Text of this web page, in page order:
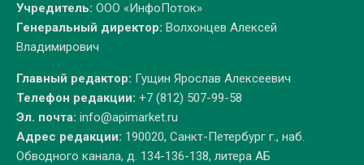
Учредитель: ООО «ИнфоПоток»
Генеральный директор: Волхонцев Алексей
Владимирович
Главный редактор: Гущин Ярослав Алексеевич
Телефон редакции: +7 (812) 507-99-58
Эл. почта: info@apimarket.ru
Адрес редакции: 190020, Санкт-Петербург г., наб.
Обводного канала, д. 134-136-138, литера АБ